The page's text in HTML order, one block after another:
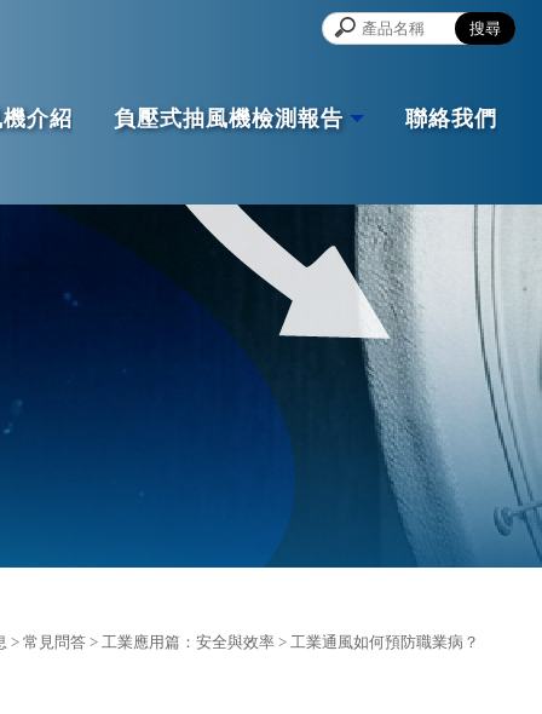
介紹 負壓式抽風機檢測報告 聯絡我們
> 常見問答 > 工業應用篇：安全與效率 > 工業通風如何預防職業病？